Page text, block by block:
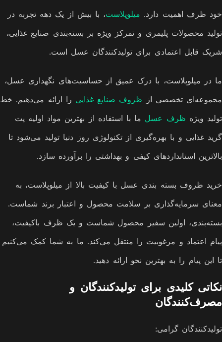
خود ظرف اهمیت دارد. میلوپلاست، با بیش از یک دهه تجربه در
تولید محصولات پلیمری و تمرکز ویژه بر بسته‌بندی صنایع غذایی،
شریک قابل اعتمادی برای تولیدکنندگان عسل است.
ما در میلوپلاست، با درک عمیق از حساسیت‌های نگهداری عسل،
مجموعه‌ای تخصصی از ظروف صنایع غذایی را ارائه می‌دهیم. خط
تولید ویژه ظرف عسل ما با استفاده از بهترین مواد اولیه پت
گرید غذایی و با بهره‌گیری از تکنولوژی روز دنیا تولید می‌شود تا
بالاترین استانداردهای کیفی و بهداشتی را برآورده سازد.
خرید ظروف بسته بندی عسل با کیفیت بالا از میلوپلاست، به
معنای سرمایه‌گذاری بر سلامت محصول و اعتبار برند شماست.
بسته‌بندی، اولین سفیر محصول شماست و یک ظرف باکیفیت،
پیام اعتماد و مرغوبیت را منتقل می‌کند. ما به شما کمک می‌کنیم
تا این پیام را به بهترین نحو ارائه دهید.
نکاتی کلیدی برای تولیدکنندگان و
مصرف‌کنندگان
تولیدکنندگان گرامی: